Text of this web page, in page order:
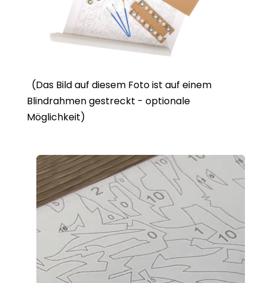
(Das Bild auf diesem Foto ist auf einem
Blindrahmen gestreckt - optionale
Möglichkeit)